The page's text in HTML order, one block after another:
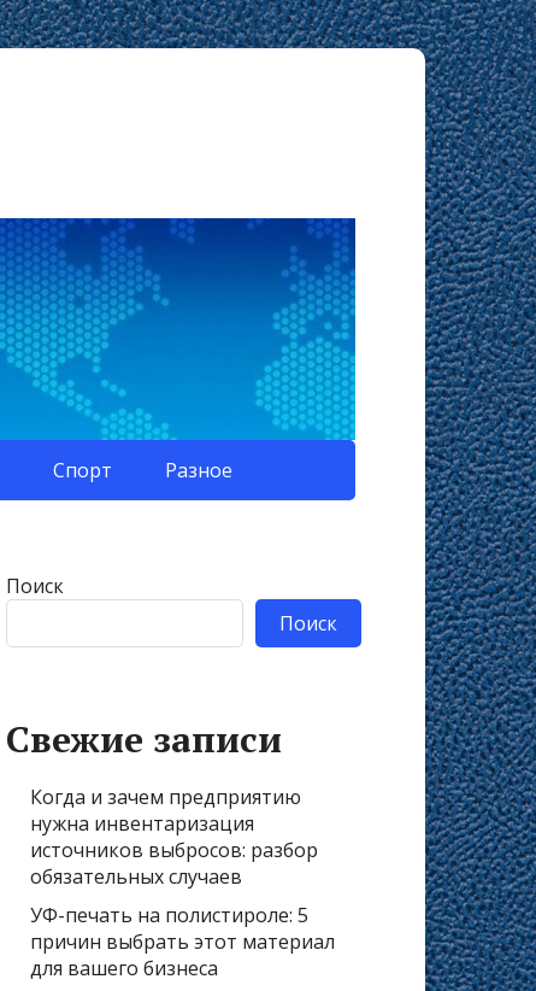
Спорт Разное
Поиск
Поиск
Свежие записи
Когда и зачем предприятию
нужна инвентаризация
источников выбросов: разбор
обязательных случаев
УФ-печать на полистироле: 5
причин выбрать этот материал
для вашего бизнеса